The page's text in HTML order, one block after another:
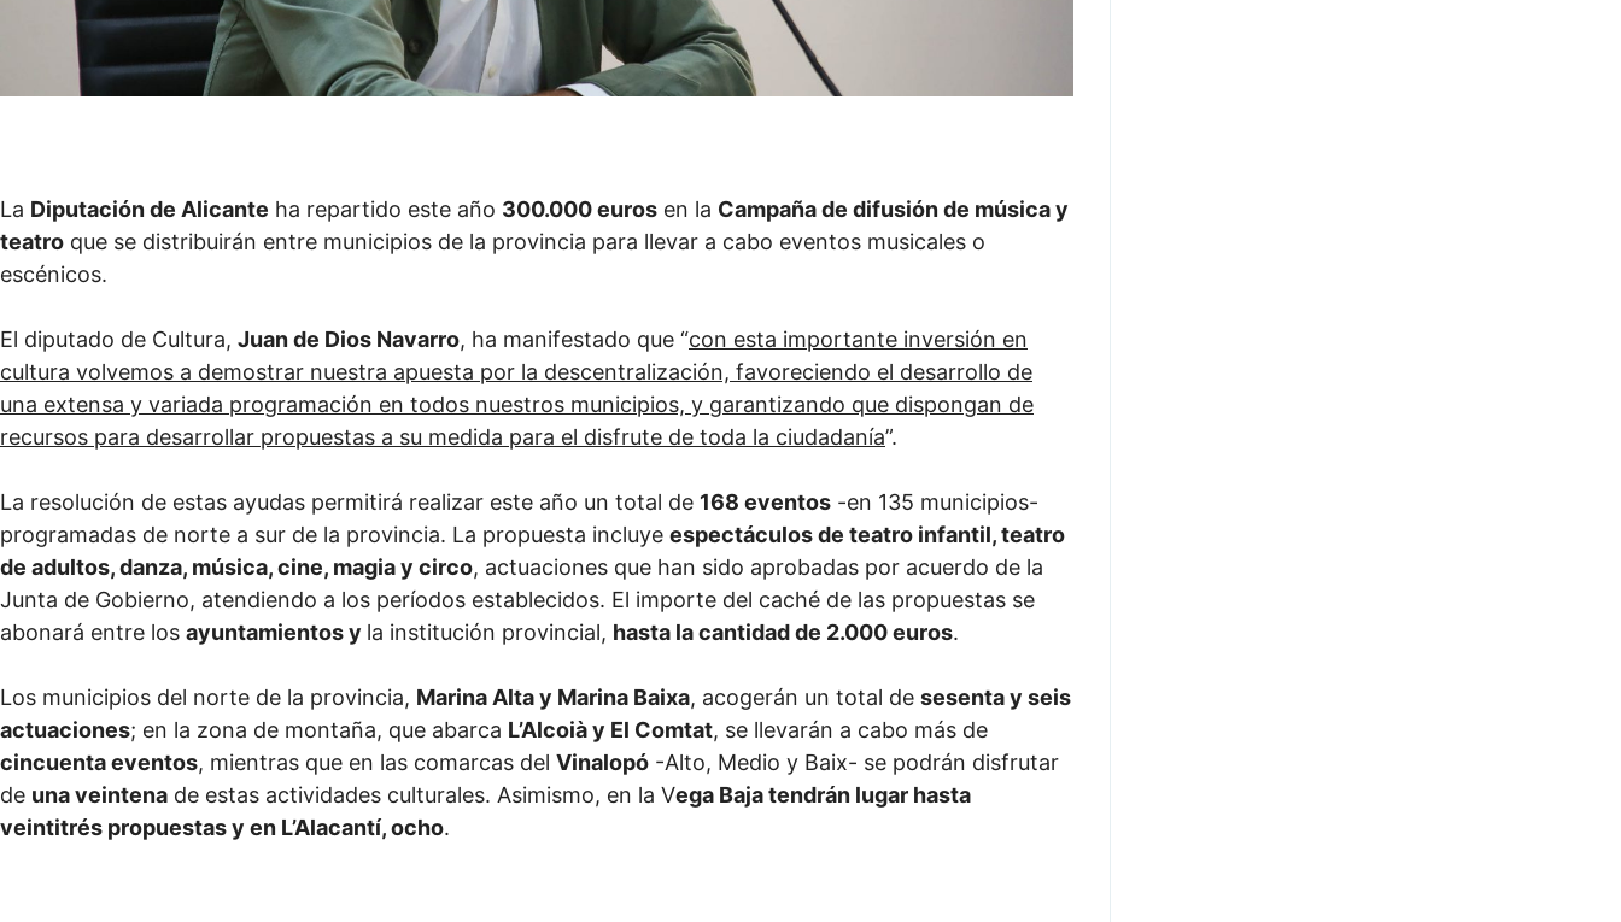
La Diputación de Alicante ha repartido este año 300.000 euros en la Campaña de difusión de música y
teatro que se distribuirán entre municipios de la provincia para llevar a cabo eventos musicales o
escénicos.
El diputado de Cultura, Juan de Dios Navarro, ha manifestado que “con esta importante inversión en
cultura volvemos a demostrar nuestra apuesta por la descentralización, favoreciendo el desarrollo de
una extensa y variada programación en todos nuestros municipios, y garantizando que dispongan de
recursos para desarrollar propuestas a su medida para el disfrute de toda la ciudadanía”.
La resolución de estas ayudas permitirá realizar este año un total de 168 eventos -en 135 municipios-
programadas de norte a sur de la provincia. La propuesta incluye espectáculos de teatro infantil, teatro
de adultos, danza, música, cine, magia y circo, actuaciones que han sido aprobadas por acuerdo de la
Junta de Gobierno, atendiendo a los períodos establecidos. El importe del caché de las propuestas se
abonará entre los ayuntamientos y la institución provincial, hasta la cantidad de 2.000 euros.
Los municipios del norte de la provincia, Marina Alta y Marina Baixa, acogerán un total de sesenta y seis
actuaciones; en la zona de montaña, que abarca L’Alcoià y El Comtat, se llevarán a cabo más de
cincuenta eventos, mientras que en las comarcas del Vinalopó -Alto, Medio y Baix- se podrán disfrutar
de una veintena de estas actividades culturales. Asimismo, en la Vega Baja tendrán lugar hasta
veintitrés propuestas y en L’Alacantí, ocho.